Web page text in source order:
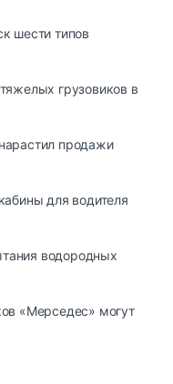
шести типов
грузовиков в
продажи
для водителя
водородных
«Мерседес» могут